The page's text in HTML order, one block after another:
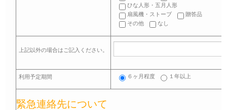
ひな人形・五月人形
扇風機・ストーブ
贈答品
その他
なし
上記以外の場合はご記入ください。
利用予定期間 ６ヶ月程度 １年以上
緊急連絡先について